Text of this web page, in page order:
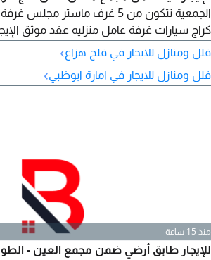
الجمعية تتكون من 5 غرف
درهم
فلل ومنازل للايجار في فلج هزاع›
فلل ومنازل للايجار في امارة ابوظبي›
منذ 15 ساعة
للإيجار طابق أرضي ضمن مجمع العين -